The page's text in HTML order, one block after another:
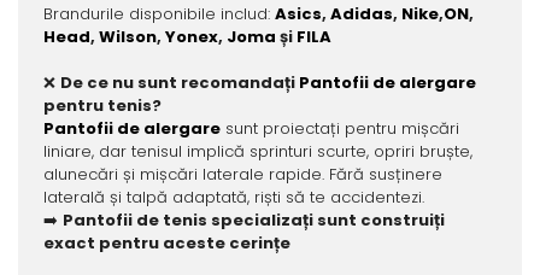
Brandurile disponibile includ: Asics, Adidas, Nike,ON,
Head, Wilson, Yonex, Joma și FILA
❌ De ce nu sunt recomandați Pantofii de alergare
pentru tenis?
Pantofii de alergaresunt proiectați pentru mișcări
liniare, dar tenisul implică sprinturi scurte, opriri bruște,
alunecări și mișcări laterale rapide. Fără susținere
laterală și talpă adaptată, riști să te accidentezi.
➡️ Pantofii de tenis specializați sunt construiți
exact pentru aceste cerințe